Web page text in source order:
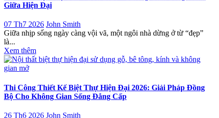
Giữa Hiện Đại
07 Th7 2026 John Smith
Giữa nhịp sống ngày càng vội vã, một ngôi nhà dừng ở từ “đẹp”
là...
Xem thêm
Thi Công Thiết Kế Biệt Thự Hiện Đại 2026: Giải Pháp Đồng
Bộ Cho Không Gian Sống Đẳng Cấp
26 Th6 2026 John Smith